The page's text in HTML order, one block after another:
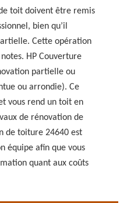
toit doivent être remis
bien qu’il
Cette opération
HP Couverture
partielle ou
ou arrondie). Ce
vous rend un toit en
de rénovation de
de toiture 24640 est
équipe afin que vous
quant aux coûts